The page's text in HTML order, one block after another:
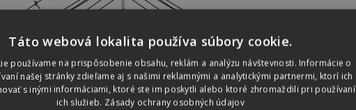
Táto webová lokalita používa súbory cookie.
používame na prispôsobenie obsahu, reklám a analýzu návštevnosti. Informácie o
našej stránky zdieľame aj s našimi reklamnými a analytickými partnermi, ktorí ich
s inými informáciami, ktoré ste im poskytli alebo ktoré zhromaždili pri používaní
ich služieb. Zásady ochrany osobných údajov